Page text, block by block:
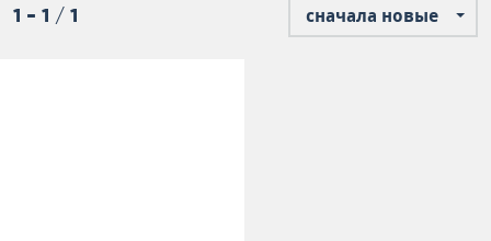
1 - 1 / 1 сначала новые